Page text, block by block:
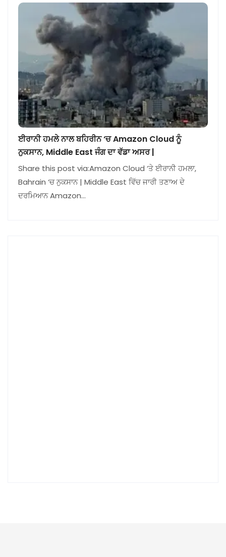
ਈਰਾਨੀ ਹਮਲੇ ਨਾਲ ਬਹਿਰੀਨ ‘ਚ Amazon Cloud ਨੂੰ
ਨੁਕਸਾਨ, Middle East ਜੰਗ ਦਾ ਵੱਡਾ ਅਸਰ |
Share this post via:Amazon Cloud ‘ਤੇ ਈਰਾਨੀ ਹਮਲਾ,
Bahrain ‘ਚ ਨੁਕਸਾਨ | Middle East ਵਿੱਚ ਜਾਰੀ ਤਣਾਅ ਦੇ
ਦਰਮਿਆਨ Amazon…